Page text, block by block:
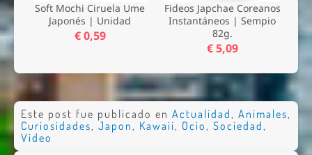
Soft Mochi Ciruela Ume
Japonés | Unidad
€ 0,59
Fideos Japchae Coreanos
Instantáneos | Sempio
82g.
€ 5,09
Este post fue publicado en Actualidad , Animales,
Curiosidades, Japon , Kawaii, Ocio , Sociedad ,
Video